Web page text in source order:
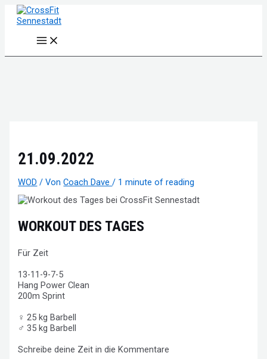
Zum
Inhalt
Main
Menu
21.09.2022
WOD / VonCoach Dave/ 1 minute of reading
WORKOUT DES TAGES
Für Zeit
13-11-9-7-5
Hang Power Clean
200m Sprint
♀ 25 kg Barbell
♂ 35 kg Barbell
Schreibe deine Zeit in die Kommentare